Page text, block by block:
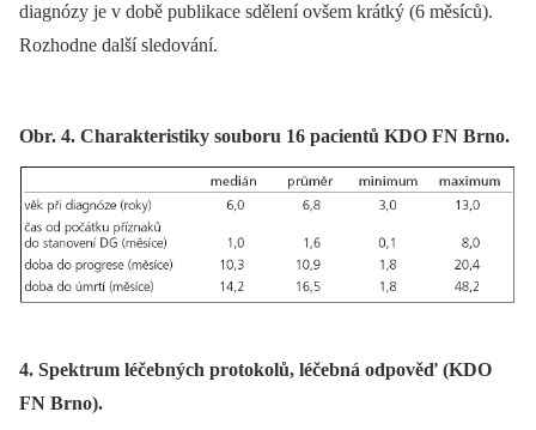
diagnózy je v době publikace sdělení ovšem krátký (6 měsíců).
Rozhodne další sledování.
Obr. 4. Charakteristiky souboru 16 pacientů KDO FN Brno.
4. Spektrum léčebných protokolů, léčebná odpověď (KDO
FN Brno).